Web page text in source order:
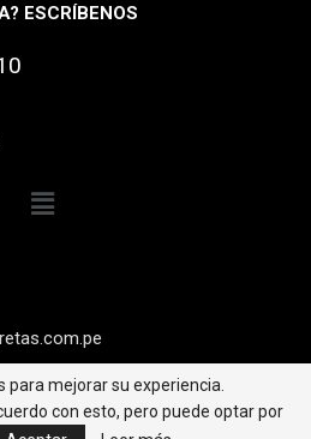
ESCRÍBENOS
para mejorar su experiencia.
con esto, pero puede optar por